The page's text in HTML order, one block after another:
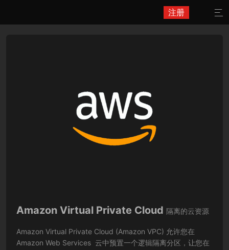
注册 
Amazon Virtual Private Cloud 隔离的云资源
Amazon Virtual Private Cloud (Amazon VPC) 允许您在
Amazon Web Services 云中预置一个逻辑隔离分区，让您在